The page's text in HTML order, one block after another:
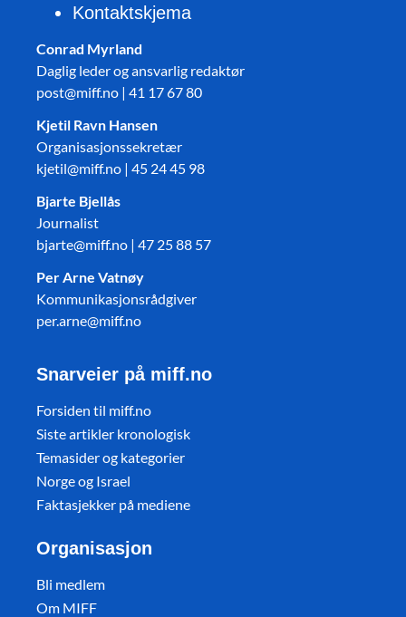
Kontaktskjema
Conrad Myrland
Daglig leder og ansvarlig redaktør
post@miff.no | 41 17 67 80
Kjetil Ravn Hansen
Organisasjonssekretær
kjetil@miff.no | 45 24 45 98
Bjarte Bjellås
Journalist
bjarte@miff.no | 47 25 88 57
Per Arne Vatnøy
Kommunikasjonsrådgiver
per.arne@miff.no
Snarveier på miff.no
Forsiden til miff.no
Siste artikler kronologisk
Temasider og kategorier
Norge og Israel
Faktasjekker på mediene
Organisasjon
Bli medlem
Om MIFF